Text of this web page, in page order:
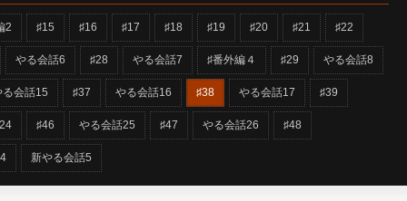
2 ♯15 ♯16 ♯17 ♯18 ♯19 ♯20 ♯21 ♯22
やる会話6 ♯28 やる会話7 ♯番外編４ ♯29 やる会話8
る会話15 ♯37 やる会話16 ♯38 やる会話17 ♯39
♯46 やる会話25 ♯47 やる会話26 ♯48
新やる会話5